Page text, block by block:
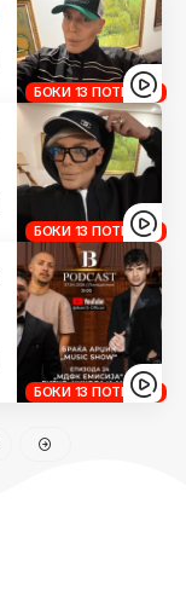
БОКИ 13 ПОТКАСТ
БОКИ 13 ПОТКАСТ
БОКИ 13 ПОТКАСТ